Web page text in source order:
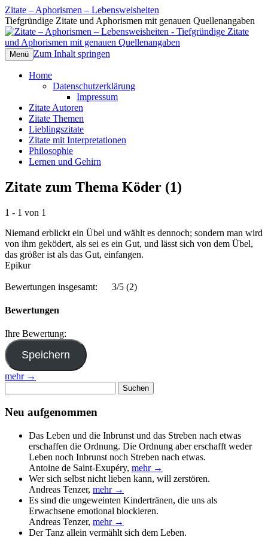
Zitate – Aphorismen – Lebensweisheiten
Tiefgründige Zitate und Aphorismen mit genauen Quellenangaben
Menü Zum Inhalt springen
Home
Datenschutzerklärung
Impressum
Zitate Autoren
Zitate Themen
Lieblingszitate
Zitate mit Interpretationen
Philosophie
Lernen und Gehirn
Zitate zum Thema Köder (1)
1 - 1 von 1
Niemand erblickt ein Übel und wählt es dennoch; sondern man wird
von ihm geködert, als sei es ein Gut, und lässt sich von dem Übel,
das größer ist als das Gut, einfangen.
Epikur
Bewertungen insgesamt: 3/5 (2)
Bewertungen
Ihre Bewertung:
mehr →
nach:
Neu aufgenommen
Das Leben und die Inbrunst und das Streben nach etwas
erschaffen die Ordnung. Die Ordnung aber erschafft weder
Leben noch Inbrunst noch Streben nach etwas.
Antoine de Saint-Exupéry, mehr →
Wer sich selbst nicht lieben kann, will zerstören.
Andreas Tenzer, mehr →
Es sind die ungeweinten Kindertränen, die uns als
Erwachsene emotional blockieren.
Andreas Tenzer, mehr →
Der Tanz allein vermählt sich dem Leben.